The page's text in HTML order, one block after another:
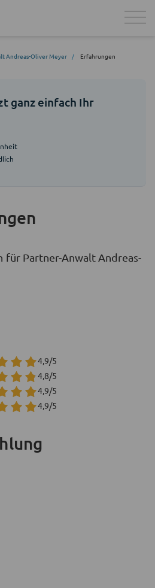
Andreas-Oliver Meyer Erfahrungen
ganz einfach Ihr
für Partner-Anwalt Andreas-
4,9/5
4,8/5
4,9/5
4,9/5